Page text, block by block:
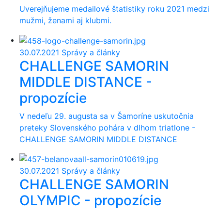
Uverejňujeme medailové štatistiky roku 2021 medzi
mužmi, ženami aj klubmi.
30.07.2021 Správy a články
CHALLENGE SAMORIN
MIDDLE DISTANCE -
propozície
V nedeľu 29. augusta sa v Šamoríne uskutočnia
preteky Slovenského pohára v dlhom triatlone -
CHALLENGE SAMORIN MIDDLE DISTANCE
30.07.2021 Správy a články
CHALLENGE SAMORIN
OLYMPIC - propozície